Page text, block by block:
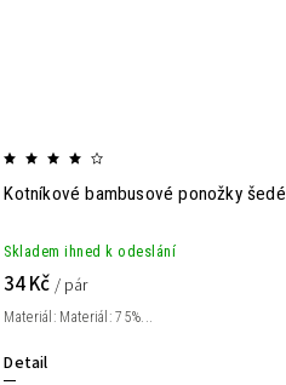
Kotníkové bambusové ponožky šedé
Skladem ihned k odeslání
34 Kč/ pár
Detail
Materiál: Materiál: 75%...